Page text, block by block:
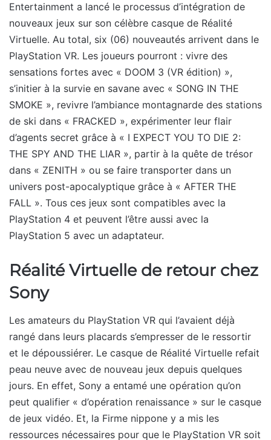
Entertainment a lancé le processus d’intégration de
nouveaux jeux sur son célèbre casque de Réalité
Virtuelle. Au total, six (06) nouveautés arrivent dans le
PlayStation VR. Les joueurs pourront : vivre des
sensations fortes avec « DOOM 3 (VR édition) »,
s’initier à la survie en savane avec « SONG IN THE
SMOKE », revivre l’ambiance montagnarde des stations
de ski dans « FRACKED », expérimenter leur flair
d’agents secret grâce à « I EXPECT YOU TO DIE 2:
THE SPY AND THE LIAR », partir à la quête de trésor
dans « ZENITH » ou se faire transporter dans un
univers post-apocalyptique grâce à « AFTER THE
FALL ». Tous ces jeux sont compatibles avec la
PlayStation 4 et peuvent l’être aussi avec la
PlayStation 5 avec un adaptateur.
Réalité Virtuelle de retour chez
Sony
Les amateurs du PlayStation VR qui l’avaient déjà
rangé dans leurs placards s’empresser de le ressortir
et le dépoussiérer. Le casque de Réalité Virtuelle refait
peau neuve avec de nouveau jeux depuis quelques
jours. En effet, Sony a entamé une opération qu’on
peut qualifier « d’opération renaissance » sur le casque
de jeux vidéo. Et, la Firme nippone y a mis les
ressources nécessaires pour que le PlayStation VR soit